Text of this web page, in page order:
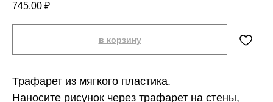
745,00 ₽
в корзину
Трафарет из мягкого пластика.
Наносите рисунок через трафарет на стены,